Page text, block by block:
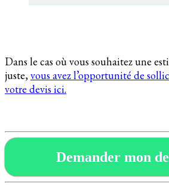
Dans le cas où vous souhaitez une
juste,vous avez l’opportunité de
votre devis ici.
Demander mon